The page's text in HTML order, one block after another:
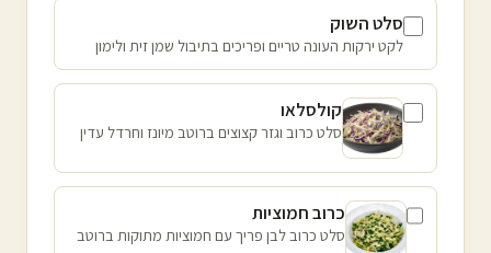
סלט השוק
לקט ירקות העונה טריים ופריכים בתיבול שמן זית ולימון
קולסלאו
סלט כרוב וגזר קצוצים ברוטב מיונז וחרדל עדין
כרוב חמוציות
סלט כרוב לבן פריך עם חמוציות מתוקות ברוטב